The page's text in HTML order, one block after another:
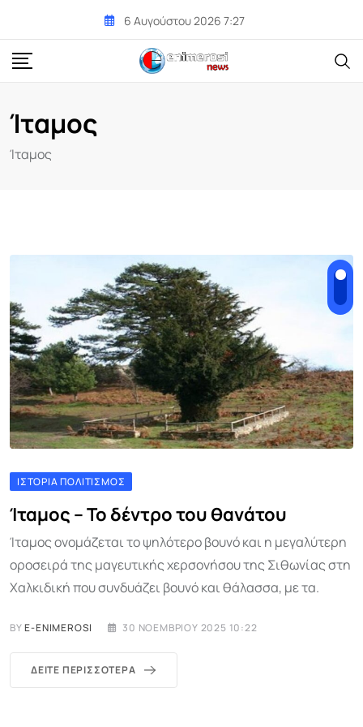
content
6 Αυγούστου 2026 7:27
Ίταμος
Ίταμος
ΙΣΤΟΡΊΑ ΠΟΛΙΤΙΣΜΌΣ
Ίταμος – Το δέντρο του θανάτου
Ίταμος ονομάζεται το ψηλότερο βουνό και η μεγαλύτερη
οροσειρά της μαγευτικής χερσονήσου της Σιθωνίας στη
Χαλκιδική που συνδυάζει βουνό και θάλασσα, με τα.
BYE-ENIMEROSI 30 ΝΟΕΜΒΡΊΟΥ 2025 10:22
ΔΕΊΤΕ ΠΕΡΙΣΣΌΤΕΡΑ